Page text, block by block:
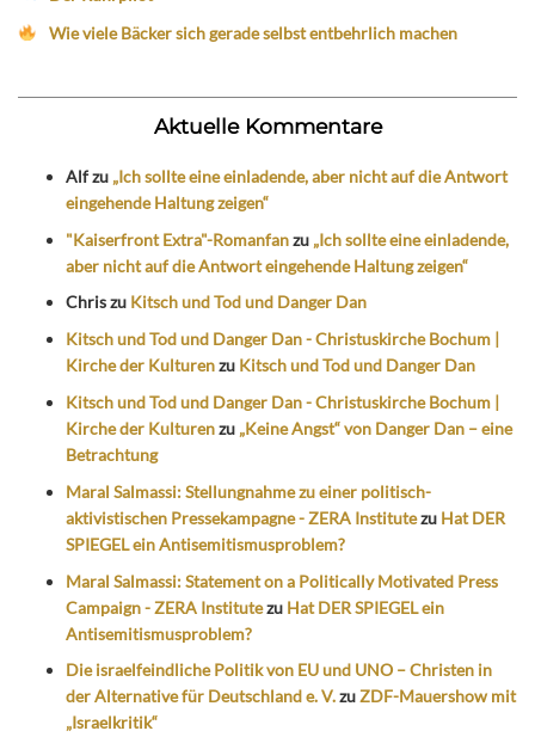
Wie viele Bäcker sich gerade selbst entbehrlich machen
Aktuelle Kommentare
Alfzu „Ich sollte eine einladende, aber nicht auf die Antwort
eingehende Haltung zeigen“
"Kaiserfront Extra"-Romanfanzu „Ich sollte eine einladende,
aber nicht auf die Antwort eingehende Haltung zeigen“
Chriszu Kitsch und Tod und Danger Dan
Kitsch und Tod und Danger Dan - Christuskirche Bochum |
Kirche der Kulturenzu Kitsch und Tod und Danger Dan
Kitsch und Tod und Danger Dan - Christuskirche Bochum |
Kirche der Kulturenzu „Keine Angst“ von Danger Dan – eine
Betrachtung
Maral Salmassi: Stellungnahme zu einer politisch-
aktivistischen Pressekampagne - ZERA Institutezu Hat DER
SPIEGEL ein Antisemitismusproblem?
Maral Salmassi: Statement on a Politically Motivated Press
Campaign - ZERA Institutezu Hat DER SPIEGEL ein
Antisemitismusproblem?
Die israelfeindliche Politik von EU und UNO – Christen in
der Alternative für Deutschland e. V.zuZDF-Mauershow mit
„Israelkritik“